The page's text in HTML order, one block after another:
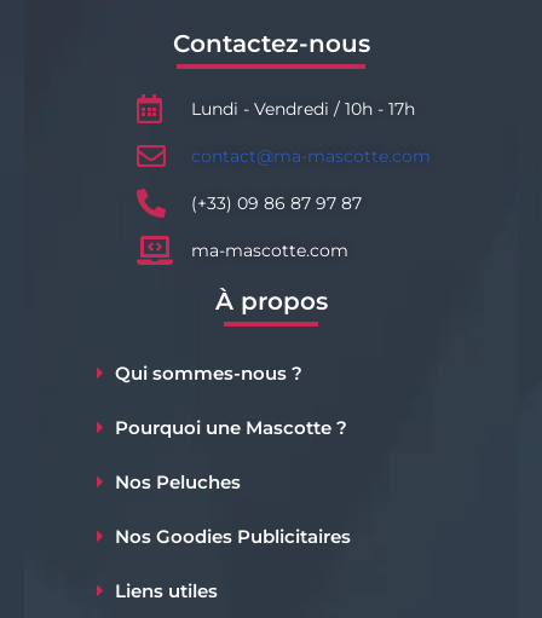
Contactez-nous
Lundi - Vendredi / 10h - 17h
contact@ma-mascotte.com
(+33) 09 86 87 97 87
ma-mascotte.com
À propos
Qui sommes-nous ?
Pourquoi une Mascotte ?
Nos Peluches
Nos Goodies Publicitaires
Liens utiles